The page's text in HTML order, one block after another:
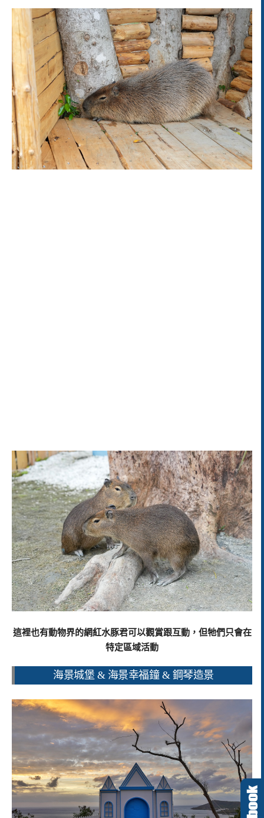
這裡也有動物界的網紅水豚君可以觀賞跟互動，但牠們只會在
特定區域活動
海景城堡 & 海景幸福鐘 & 鋼琴造景